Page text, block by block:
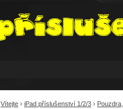
Vítejte › iPad příslušenství 1/2/3 ›